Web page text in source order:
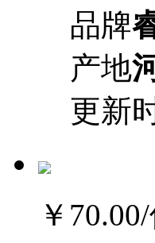
品牌
产地
更新
￥70.00